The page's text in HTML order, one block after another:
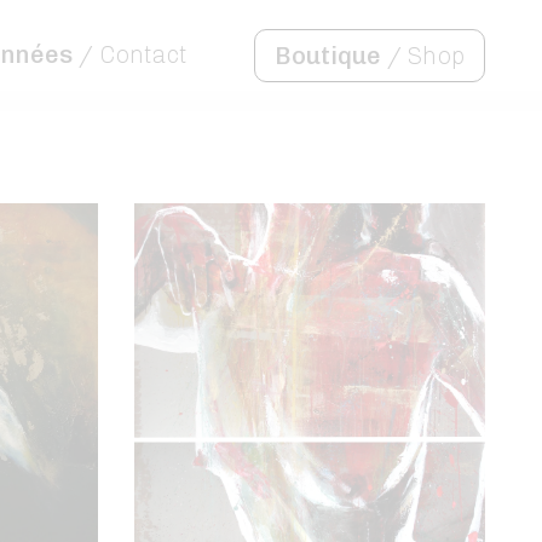
/ Contact Boutique / Shop